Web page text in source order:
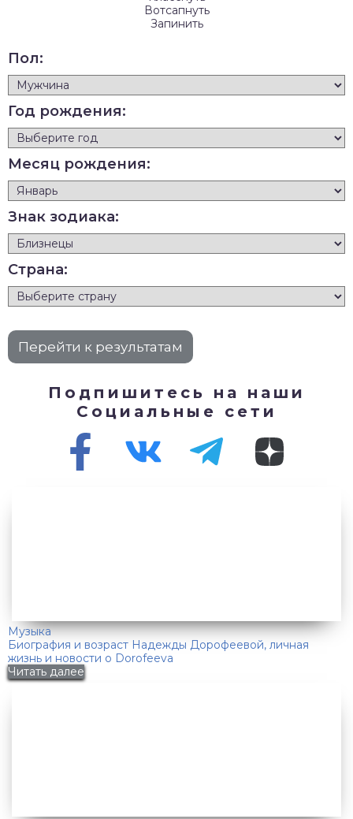
Вотсапнуть
Запинить
Пол:
Год рождения:
Месяц рождения:
Знак зодиака:
Страна:
Подпишитесь на наши
Социальные сети
Музыка
Биография и возраст Надежды Дорофеевой, личная
жизнь и новости о Dorofeeva
Читать далее